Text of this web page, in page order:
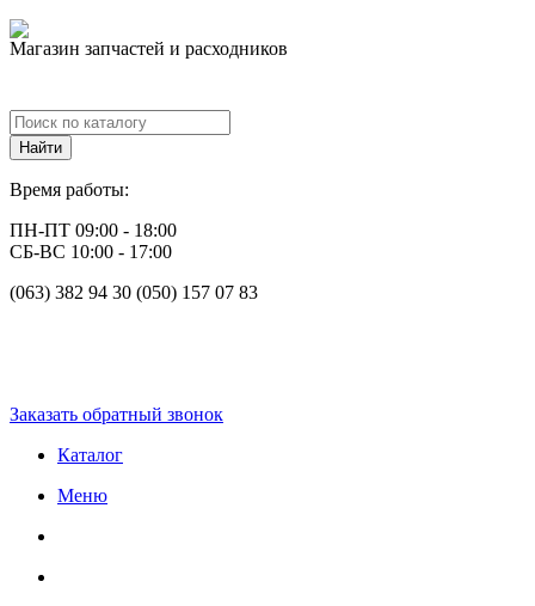
Магазин запчастей и расходников
Время работы:
ПН-ПТ 09:00 - 18:00
СБ-ВС 10:00 - 17:00
(063) 382 94 30 (050) 157 07 83
Заказать обратный звонок
Каталог
Меню